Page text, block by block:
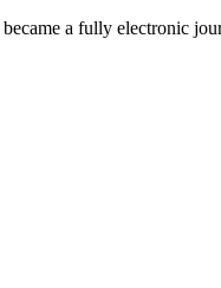
a fully electronic